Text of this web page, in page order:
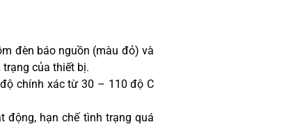
đèn báo nguồn (màu đỏ) và
của thiết bị.
chính xác từ 30 – 110 độ C
động, hạn chế tình trạng quá